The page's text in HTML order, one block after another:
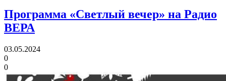
Программа «Светлый вечер» на Радио
ВЕРА
03.05.2024
0
0